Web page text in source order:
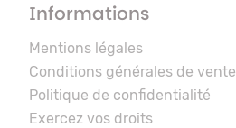
Informations
Mentions légales
Conditions générales de vente
Politique de confidentialité
Exercez vos droits